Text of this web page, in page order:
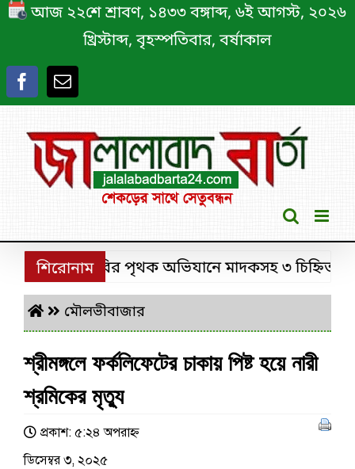
Skip
content
আজ ২২শে শ্রাবণ, ১৪৩৩ বঙ্গাব্দ, ৬ই আগস্ট, ২০২৬
খ্রিস্টাব্দ, বৃহস্পতিবার, বর্ষাকাল
শিরোনাম
শ্রীমঙ্গলে ডিবির পৃথক অভিযানে মাদকসহ ৩ চিহ্নিত মাদক
মৌলভীবাজার
শ্রীমঙ্গলে ফর্কলিফেটের চাকায় পিষ্ট হয়ে নারী
শ্রমিকের মৃত্যু
প্রকাশ: ৫:২৪ অপরাহ্ণ
ডিসেম্বর ৩, ২০২৫